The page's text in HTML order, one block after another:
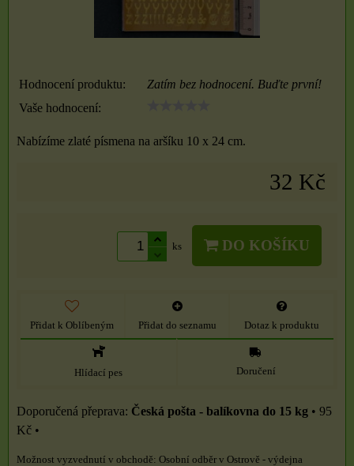
Hodnocení produktu:
Zatím bez hodnocení. Buďte první!
Vaše hodnocení:
Nabízíme zlaté písmena na aršíku 10 x 24 cm.
32 Kč
ks DO KOŠÍKU
Přidat k Oblíbeným Přidat do seznamu Dotaz k produktu
Hlídací pes Doručení
Česká pošta - balíkovna do 15 kg • 95
Kč •
Osobní odběr v Ostrově - výdejna